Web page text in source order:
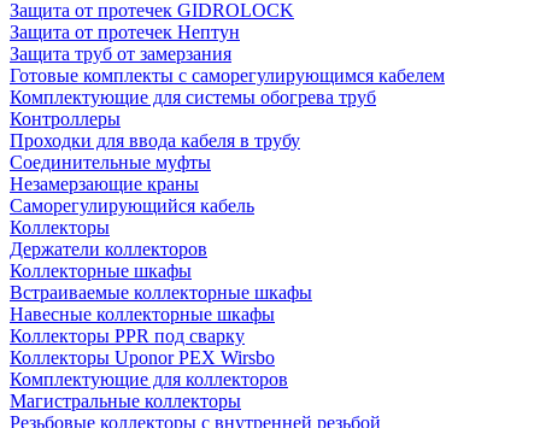
Защита от протечек GIDROLOCK
Защита от протечек Нептун
Защита труб от замерзания
Готовые комплекты с саморегулирующимся кабелем
Комплектующие для системы обогрева труб
Контроллеры
Проходки для ввода кабеля в трубу
Соединительные муфты
Незамерзающие краны
Саморегулирующийся кабель
Коллекторы
Держатели коллекторов
Коллекторные шкафы
Встраиваемые коллекторные шкафы
Навесные коллекторные шкафы
Коллекторы PPR под сварку
Коллекторы Uponor PEX Wirsbo
Комплектующие для коллекторов
Магистральные коллекторы
Резьбовые коллекторы с внутренней резьбой